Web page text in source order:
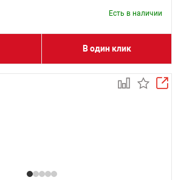
Есть в наличии
В один клик